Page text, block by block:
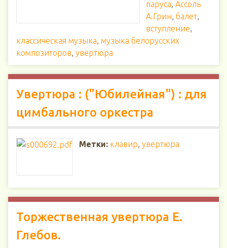
паруса, Ассоль
А.Грин, балет,
вступление,
классическая музыка, музыка белорусских
композиторов, увертюра
Увертюра : ("Юбилейная") : для
цимбального оркестра
Метки: клавир, увертюра
Торжественная увертюра Е.
Глебов.